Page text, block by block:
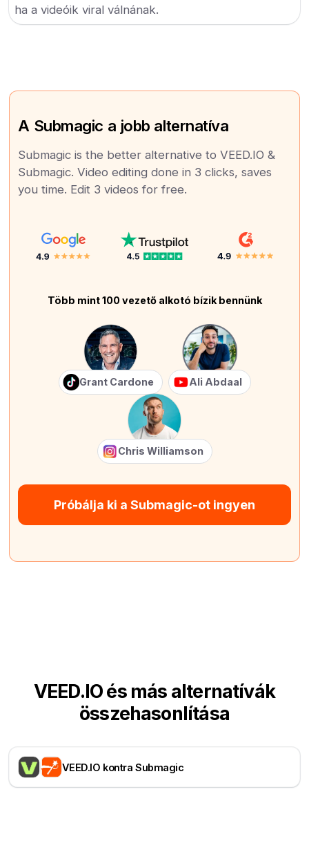
ha a videóik viral válnának.
A Submagic a jobb alternatíva
Submagic is the better alternative to VEED.IO &
Submagic. Video editing done in 3 clicks, saves
you time. Edit 3 videos for free.
Több mint 100 vezető alkotó bízik bennünk
Grant Cardone Ali Abdaal
Chris Williamson
Próbálja ki a Submagic-ot ingyen
VEED.IO és más alternatívák
összehasonlítása
VEED.IO kontra Submagic